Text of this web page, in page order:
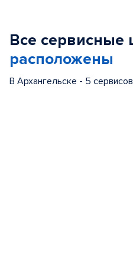
Все сервисные
расположены
В Архангельске - 5